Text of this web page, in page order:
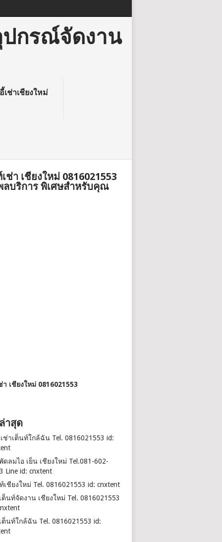
ปกรณ์จัดงาน
เช่าเชียงใหม่
ช่า เชียงใหม่ 0816021553
ลบริการ พิเศษสำหรับคุณ
า เชียงใหม่ 0816021553
าสุด
ช่าเต็นท์ใกล้ฉัน Tel. 0816021553 id:
ดลมไอ เย็น เชียงใหม่ Tel.081-602-
Line id: cnxtent
เชียงใหม่ Tel. 0816021553 id: cnxtent
ต็นท์จัดงาน เชียงใหม่ Tel. 0816021553
ต็นท์ใกล้ฉัน Tel. 0816021553 id: